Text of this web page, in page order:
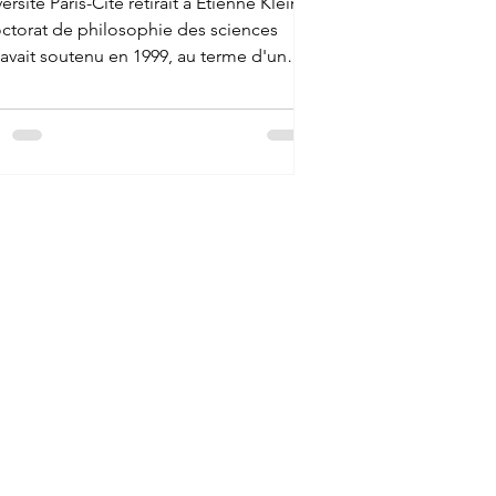
de philosophie des sciences
soutenu en 1999, au terme d'une
sourcés, et la sanction venait clore
années d'une pratique que les